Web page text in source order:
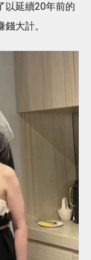
以延續20年前的
大計。